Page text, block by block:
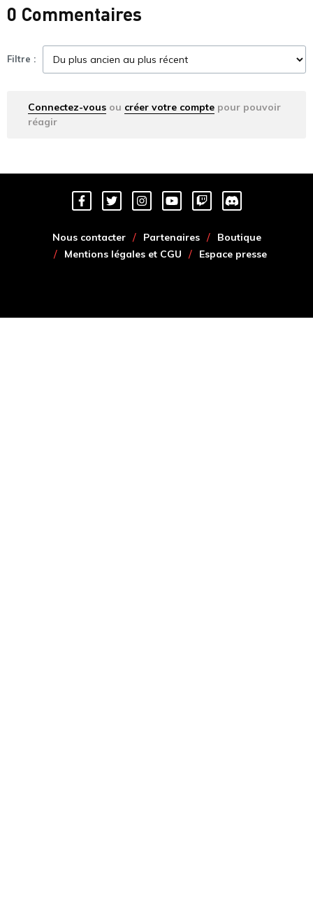
0 Commentaires
Filtre :
Connectez-vous ou créer votre compte pour pouvoir
réagir
Nous contacter Partenaires
Boutique
Mentions légales et CGU
Espace presse